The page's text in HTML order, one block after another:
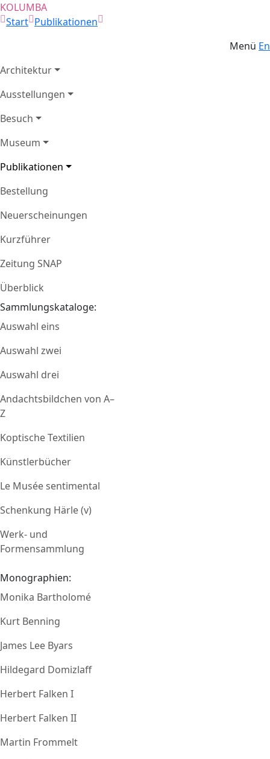
KOLUMBA
Start Publikationen
Menü En
Architektur
Ausstellungen
Besuch
Museum
Publikationen
Bestellung
Neuerscheinungen
Kurzführer
Zeitung SNAP
Überblick
Sammlungskataloge:
Auswahl eins
Auswahl zwei
Auswahl drei
Andachtsbildchen von A–
Z
Koptische Textilien
Künstlerbücher
Le Musée sentimental
Schenkung Härle (v)
Werk- und
Formensammlung
Monographien:
Monika Bartholomé
Kurt Benning
James Lee Byars
Hildegard Domizlaff
Herbert Falken I
Herbert Falken II
Martin Frommelt